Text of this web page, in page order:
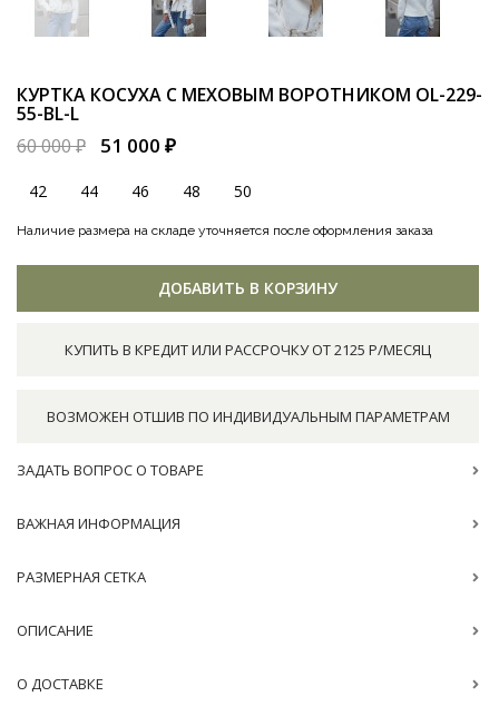
КУРТКА КОСУХА С МЕХОВЫМ ВОРОТНИКОМ OL-229-
55-BL-L
60 000 ₽
51 000 ₽
42 44 46 48 50
Наличие размера на складе уточняется после оформления заказа
ДОБАВИТЬ В КОРЗИНУ
КУПИТЬ В КРЕДИТ ИЛИ РАССРОЧКУ ОТ 2125 Р/МЕСЯЦ
ВОЗМОЖЕН ОТШИВ ПО ИНДИВИДУАЛЬНЫМ ПАРАМЕТРАМ
ЗАДАТЬ ВОПРОС О ТОВАРЕ
ВАЖНАЯ ИНФОРМАЦИЯ
РАЗМЕРНАЯ СЕТКА
ОПИСАНИЕ
О ДОСТАВКЕ